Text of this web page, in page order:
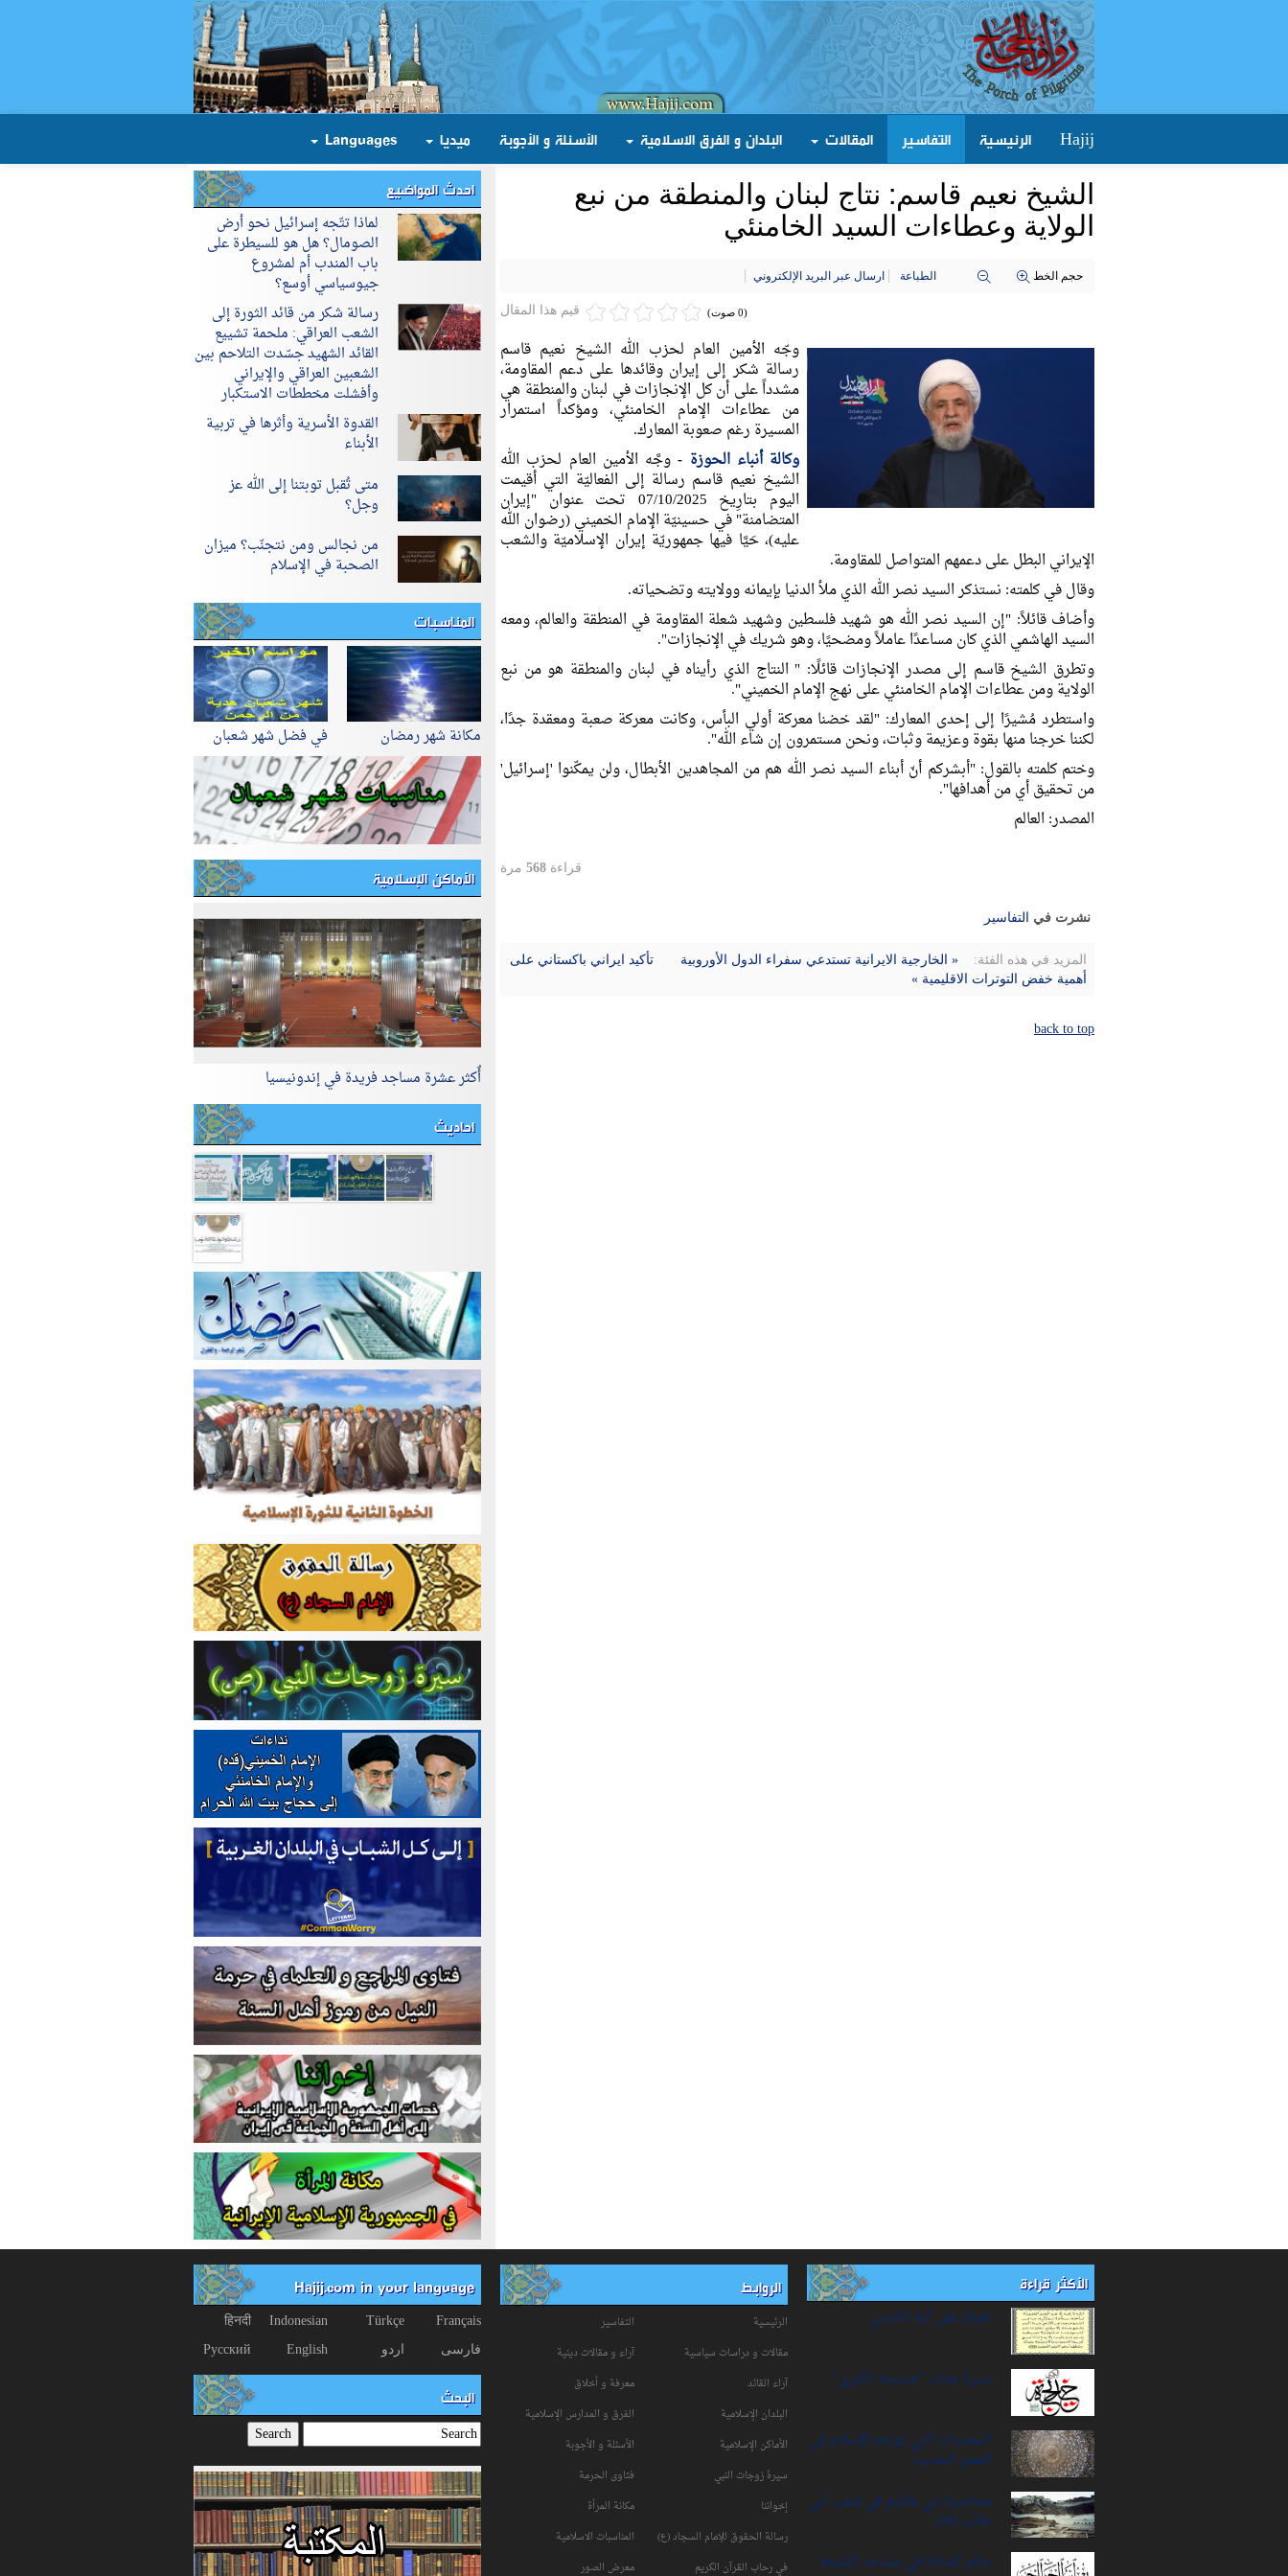
Hajij الرئيسية التفاسير المقالات البلدان و الفرق الاسلامية الأسئلة و الأجوبة ميديا Languages
الشيخ نعیم قاسم: نتاج لبنان والمنطقة من نبع
الولاية وعطاءات السيد الخامنئي
حجم الخط الطباعة ارسال عبر البريد الإلكتروني
قيم هذا المقال (0 صوت)
وجّه الأمين العام لحزب الله الشيخ نعيم قاسم
رسالة شكر إلى إيران وقائدها على دعم المقاومة،
مشدداً على أن كل الإنجازات في لبنان والمنطقة هي
من عطاءات الإمام الخامنئي، ومؤكداً استمرار
المسيرة رغم صعوبة المعارك.
وكالة أنباء الحوزة -وجَّه الأمين العام لحزب الله
الشيخ نعيم قاسم رسالة إلى الفعاليّة التي أقيمت
اليوم بتارِيخ 07/10/2025 تحت عنوان "إيران
المتضامنة" في حسينيّة الإمام الخميني (رضوان الله
عليه)، حَیَّا فیها جمهوريّة إیران الإسلاميّة والشعب
الإیراني البطل على دعمهم المتواصل للمقاومة.
وقال في كلمته: نستذكر السيد نصر الله الذي ملأ الدنيا بإيمانه وولايته وتضحياته.
وأضاف قائلاً: "إن السيد نصر الله هو شهيد فلسطين وشهيد شعلة المقاومة في المنطقة والعالم، ومعه
السيد الهاشمي الذي كان مساعدًا عاملاً ومضحيًا، وهو شريك في الإنجازات".
وتطرق الشيخ قاسم إلى مصدر الإنجازات قائلًا: " النتاج الذي رأيناه في لبنان والمنطقة هو من نبع
الولاية ومن عطاءات الإمام الخامنئي على نهج الإمام الخميني".
واستطرد مُشيرًا إلى إحدى المعارك: "لقد خضنا معركة أولي البأس، وكانت معركة صعبة ومعقدة جدًا،
لكننا خرجنا منها بقوة وعزيمة وثبات، ونحن مستمرون إن شاء الله".
وختم كلمته بالقول: "أبشركم أنّ أبناء السيد نصر الله هم من المجاهدين الأبطال، ولن يمكّنوا 'إسرائيل'
من تحقيق أي من أهدافها".
المصدر: العالم
قراءة 568مرة
نشرت في التفاسیر
المزيد في هذه الفئة: « الخارجية الايرانية تستدعي سفراء الدول الأوروبية
تأكيد ايراني باكستاني على
أهمية خفض التوترات الاقليمية »
back to top
احدث المواضيع
لماذا تتّجه إسرائيل نحو أرض
الصومال؟ هل هو للسيطرة على
باب المندب أم لمشروع
جيوسياسي أوسع؟
رسالة شكر من قائد الثورة إلى
الشعب العراقي: ملحمة تشييع
القائد الشهيد جسّدت التلاحم بين
الشعبين العراقي والإيراني
وأفشلت مخططات الاستكبار
القدوة الأسرية وأثرها في تربية
الأبناء
متى تُقبل توبتنا إلى الله عز
وجل؟
من نجالس ومن نتجنّب؟ ميزان
الصحبة في الإسلام
المناسبات
مكانة شهر رمضان في فضل شهر شعبان
الأماكن الإسلامية
أٌكثر عشرة مساجد فريدة في إندونيسيا
احاديث
الأكثر قراءة
تعرف على آية الكرسي
سيرة‌ جناب "خديجة‌ الكبرى"
التحديات التي تواجه الإسلام في
العصر الحديث
محاصرة بني هاشم في شعب أبي
طالب (20)
حكم الصلاة في مساجد الشيعة
الروابط
الرئيسية
التفاسیر
مقالات و دراسات سياسية
آراء و مقالات دينية
آراء القائد
معرفة و أخلاق
البلدان الإسلامية
الفرق و المدارس الإسلامية
الأماكن الإسلامية
الأسئلة و الأجوبة
سیرۀ زوجات النبي
فتاوی الحرمة
إخواننا
مكانة‌ المرأة
رسالة الحقوق للإمام السجاد (ع)
المناسبات الاسلامیة
في رحاب القرآن الکریم
معرض الصور
Hajij.com in your language
Français
Türkçe
Indonesian
हिनदी
فارسی
اردو English
Русский
البحث